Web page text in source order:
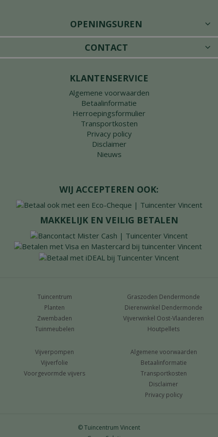
OPENINGSUREN
CONTACT
KLANTENSERVICE
Algemene voorwaarden
Betaalinformatie
Herroepingsformulier
Transportkosten
Privacy policy
Disclaimer
Nieuws
WIJ ACCEPTEREN OOK:
MAKKELIJK EN VEILIG BETALEN
Tuincentrum
Planten
Zwembaden
Tuinmeubelen
Graszoden Dendermonde
Dierenwinkel Dendermonde
Vijverwinkel Oost-Vlaanderen
Houtpellets
Vijverpompen
Vijverfolie
Voorgevormde vijvers
Algemene voorwaarden
Betaalinformatie
Transportkosten
Disclaimer
Privacy policy
© Tuincentrum Vincent